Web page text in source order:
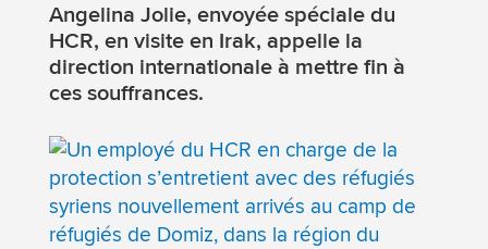
Angelina Jolie, envoyée spéciale du
HCR, en visite en Irak, appelle la
direction internationale à mettre fin à
ces souffrances.